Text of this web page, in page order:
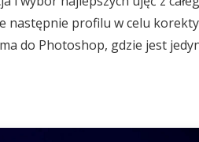
następnie profilu w celu
do Photoshop, gdzie jest